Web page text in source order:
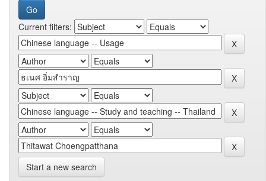
Current filters:
Start a new search